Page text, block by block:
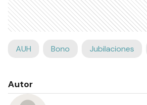
AUH Bono Jubilaciones
Autor